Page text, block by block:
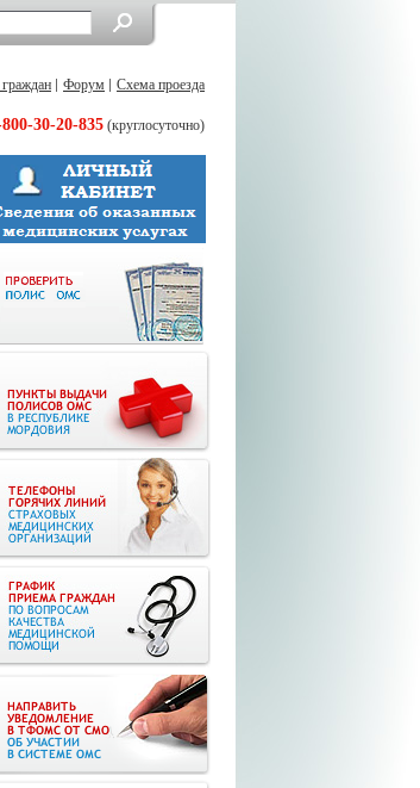
Форум Схема проезда
30-20-835 (круглосуточно)